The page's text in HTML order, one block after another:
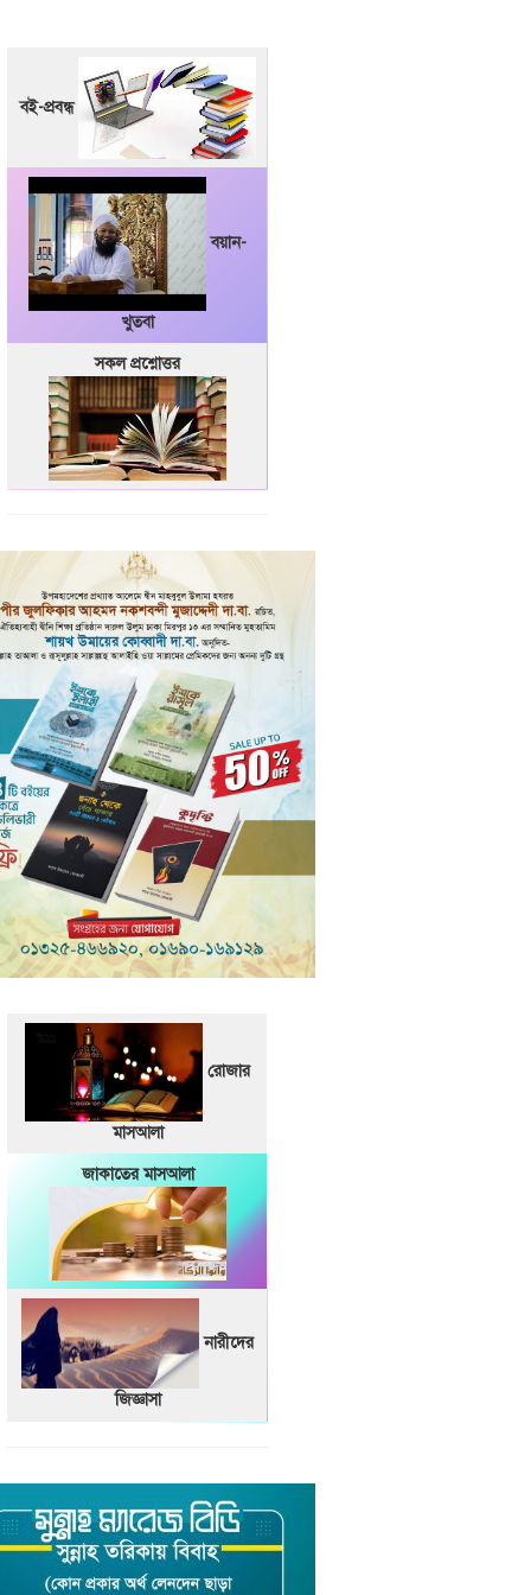
বই-প্রবন্ধ
বয়ান-
খুতবা
সকল প্রশ্নোত্তর
রোজার
মাসআলা
জাকাতের মাসআলা
নারীদের
জিজ্ঞাসা